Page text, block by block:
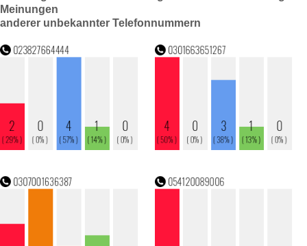
Meinungen
anderer unbekannter Telefonnummern